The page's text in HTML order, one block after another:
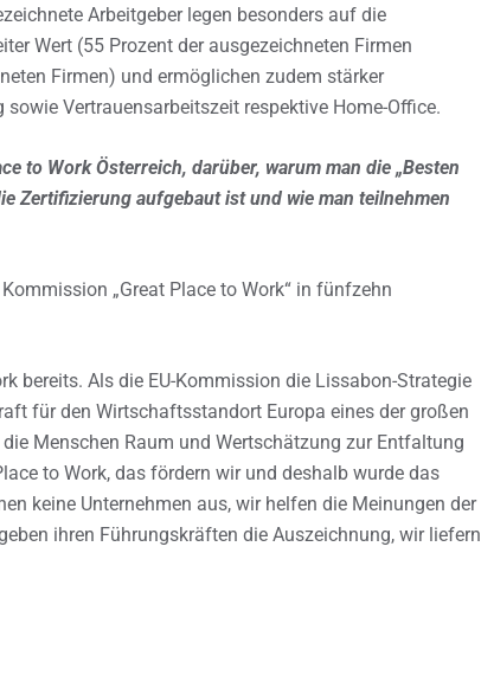
Arbeitgeber legen besonders auf die
Wert (55 Prozent der ausgezeichneten Firmen
Firmen) und ermöglichen zudem stärker
Vertrauensarbeitszeit respektive Home-Office.
to Work Österreich, darüber, warum man die „Besten
Zertifizierung aufgebaut ist und wie man teilnehmen
„Great Place to Work“ in fünfzehn
bereits. Als die EU-Kommission die Lissabon-Strategie
für den Wirtschaftsstandort Europa eines der großen
Menschen Raum und Wertschätzung zur Entfaltung
to Work, das fördern wir und deshalb wurde das
keine Unternehmen aus, wir helfen die Meinungen der
ihren Führungskräften die Auszeichnung, wir liefern